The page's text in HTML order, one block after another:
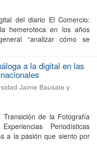
del diario El Comercio:
hemeroteca en los años
“analizar cómo se
a la digital en las
Jaime Bausate y
Transición de la Fotografía
Periodísticas
a la pasión que siento por